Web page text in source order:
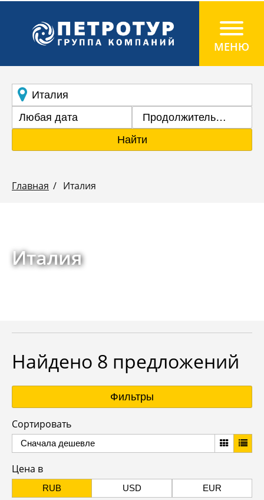
Продолжительность
Найти
Главная Италия
Италия
Найдено 8 предложений
Фильтры
Сортировать
Сначала дешевле
Цена в
RUB USD EUR